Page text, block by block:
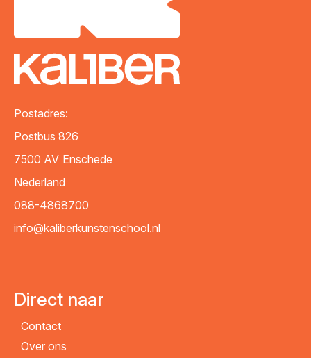
Postadres:
Postbus 826
7500 AV Enschede
Nederland
088-4868700
info@kaliberkunstenschool.nl
Direct naar
Contact
Over ons